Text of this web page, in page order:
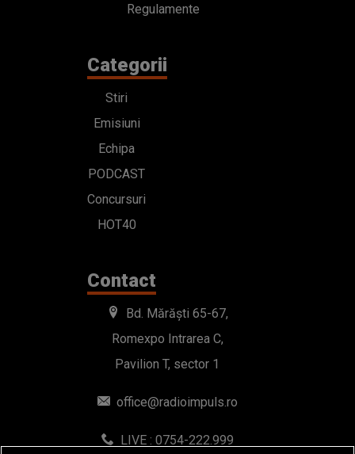
Regulamente
Categorii
Stiri
Emisiuni
Echipa
PODCAST
Concursuri
HOT40
Contact
Bd. Mărăști 65-67,
Romexpo Intrarea C,
Pavilion T, sector 1
office@radioimpuls.ro
LIVE : 0754-222.999